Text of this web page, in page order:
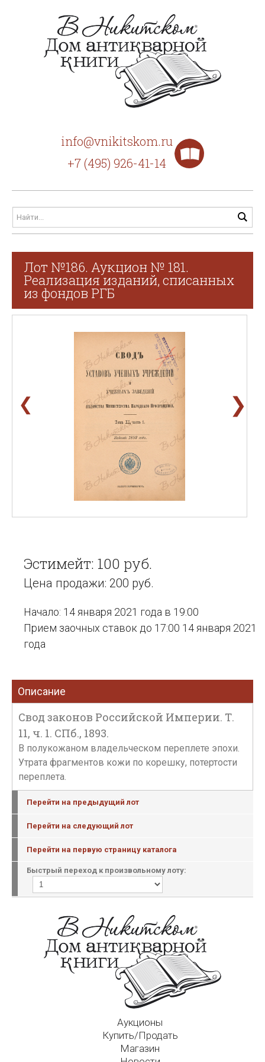
info@vnikitskom.ru
+7 (495) 926-41-14
Лот №186. Аукцион № 181.
Реализация изданий, списанных
из фондов РГБ
❮ ❯
Эстимейт: 100 руб.
Цена продажи: 200 руб.
Начало: 14 января 2021 года в 19:00
Прием заочных ставок до 17:00 14 января 2021
года
Описание
Свод законов Российской Империи. Т.
11, ч. 1. СПб., 1893.
В полукожаном владельческом переплете эпохи.
Утрата фрагментов кожи по корешку, потертости
переплета.
Перейти на предыдущий лот
Перейти на следующий лот
Перейти на первую страницу каталога
Быстрый переход к произвольному лоту:
Аукционы
Купить/Продать
Магазин